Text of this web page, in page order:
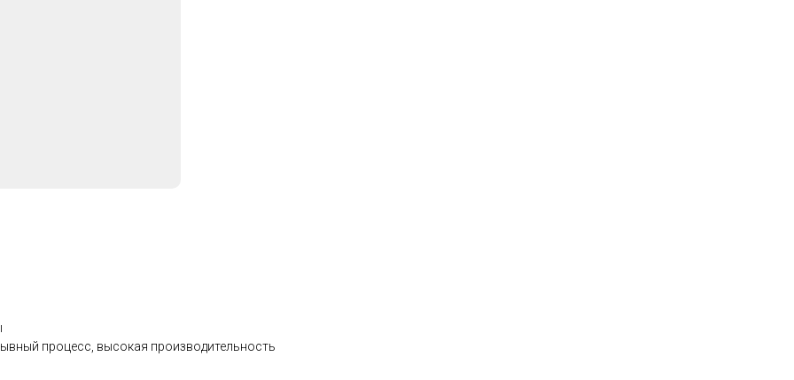
процесс, высокая производительность